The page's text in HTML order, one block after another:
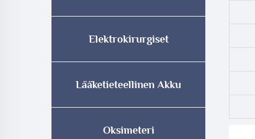
Elektrokirurgiset
Lääketieteellinen Akku
Oksimeteri